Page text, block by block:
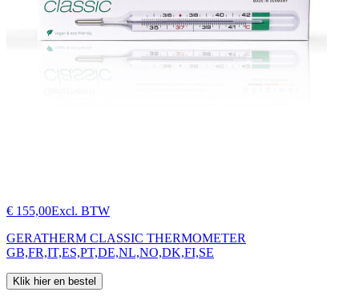
€ 155,00Excl. BTW
GERATHERM CLASSIC THERMOMETER
GB,FR,IT,ES,PT,DE,NL,NO,DK,FI,SE
Klik hier en bestel